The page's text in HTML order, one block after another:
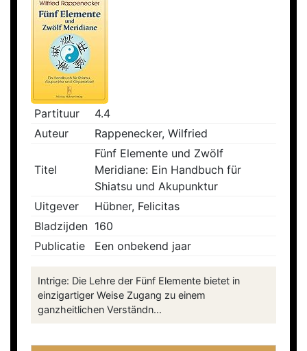
Partituur
4.4
Auteur
Rappenecker, Wilfried
Titel
Fünf Elemente und Zwölf
Meridiane: Ein Handbuch für
Shiatsu und Akupunktur
Uitgever
Hübner, Felicitas
Bladzijden 160
Publicatie
Een onbekend jaar
Intrige: Die Lehre der Fünf Elemente bietet in
einzigartiger Weise Zugang zu einem
ganzheitlichen Verständn...